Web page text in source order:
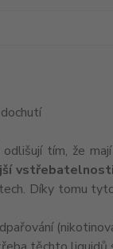
tím, že mají
Díky tomu